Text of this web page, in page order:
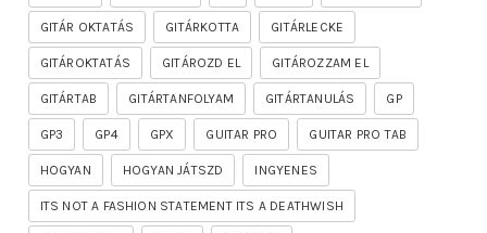
GITÁR OKTATÁS GITÁRKOTTA GITÁRLECKE
GITÁROKTATÁS GITÁROZD EL GITÁROZZAM EL
GITÁRTAB GITÁRTANFOLYAM GITÁRTANULÁS GP
GP3 GP4 GPX GUITAR PRO GUITAR PRO TAB
HOGYAN HOGYAN JÁTSZD INGYENES
ITS NOT A FASHION STATEMENT ITS A DEATHWISH